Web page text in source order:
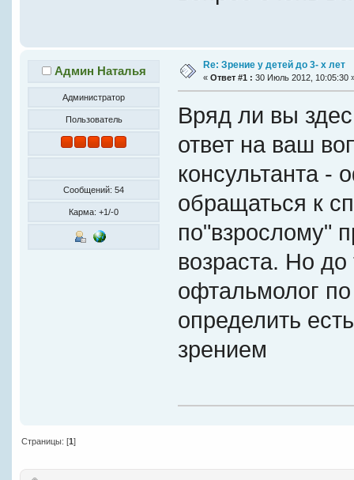
Админ Наталья
Администратор
Пользователь
Сообщений: 54
Карма: +1/-0
Re: Зрение у детей до 3- х лет
« Ответ #1 : 30 Июль 2012, 10:05:30
Вряд ли вы
ответ на ваш
консультанта
обращаться к
по"взрослому"
возраста. Но
офтальмолог
определить
зрением
Страницы: [1]